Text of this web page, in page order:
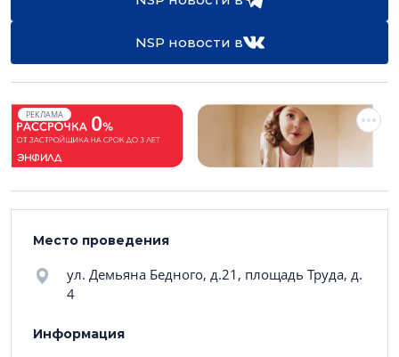
NSP новости в
РЕКЛАМА
Место проведения
ул. Демьяна Бедного, д.21, площадь Труда, д.
4
Информация